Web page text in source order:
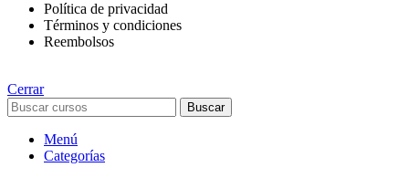
Política de privacidad
Términos y condiciones
Reembolsos
Cerrar
Buscar
Menú
Categorías